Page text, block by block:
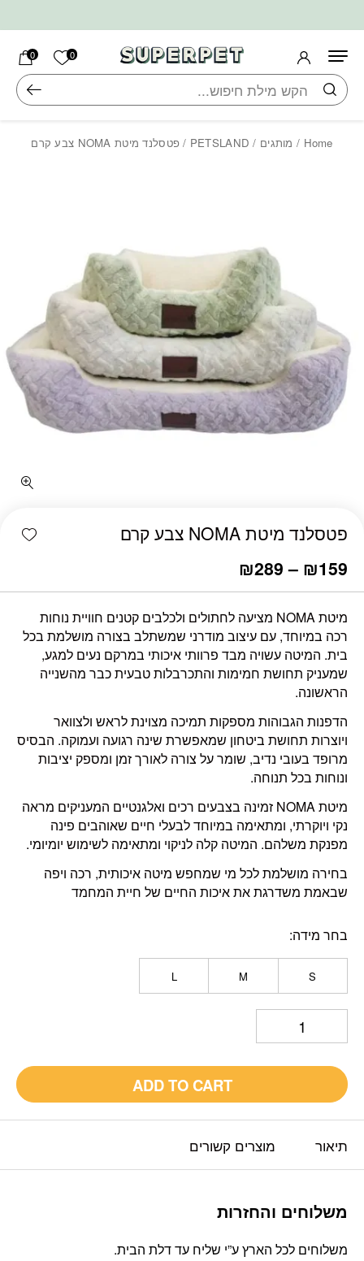
0 הרשימה
0
חיפוש
Home
/ מותגים /
PETSLAND / פטסלנד מיטת NOMA צבע קרם
פטסלנד מיטת NOMA צבע קרם
₪159
–
₪289
מיטת NOMA מציעה לחתולים ולכלבים קטנים חוויית נוחות
רכה במיוחד, עם עיצוב מודרני שמשתלב בצורה מושלמת בכל
בית. המיטה עשויה מבד פרוותי איכותי במרקם נעים למגע,
שמעניק תחושת חמימות והתכרבלות טבעית כבר מהשנייה
הראשונה.
הדפנות הגבוהות מספקות תמיכה מצוינת לראש ולצוואר
ויוצרות תחושת ביטחון שמאפשרת שינה רגועה ועמוקה. הבסיס
מרופד בעובי נדיב, שומר על צורה לאורך זמן ומספק יציבות
ונוחות בכל תנוחה.
מיטת NOMA זמינה בצבעים רכים ואלגנטיים המעניקים מראה
נקי ויוקרתי, ומתאימה במיוחד לבעלי חיים שאוהבים פינה
מפנקת משלהם. המיטה קלה לניקוי ומתאימה לשימוש יומיומי.
בחירה מושלמת לכל מי שמחפש מיטה איכותית, רכה ויפה
שבאמת משדרגת את איכות החיים של חיית המחמד
בחר מידה
S
M
L
ADD TO CART
תיאור מוצרים קשורים
משלוחים והחזרות
משלוחים לכל הארץ ע”י שליח עד דלת הבית.